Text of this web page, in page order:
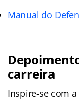
Manual do
carreira
Inspire-se com